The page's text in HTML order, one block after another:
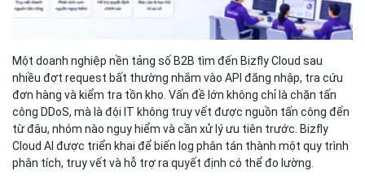
Một doanh nghiệp nền tảng số B2B tìm đến Bizfly Cloud sau
nhiều đợt request bất thường nhắm vào API đăng nhập, tra cứu
đơn hàng và kiểm tra tồn kho. Vấn đề lớn không chỉ là chặn tấn
công DDoS, mà là đội IT không truy vết được nguồn tấn công đến
từ đâu, nhóm nào nguy hiểm và cần xử lý ưu tiên trước. Bizfly
Cloud AI được triển khai để biến log phân tán thành một quy trình
phân tích, truy vết và hỗ trợ ra quyết định có thể đo lường.